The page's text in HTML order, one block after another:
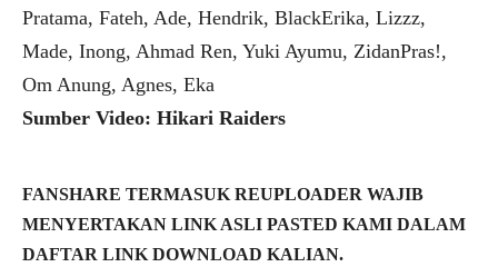
Pratama, Fateh, Ade, Hendrik, BlackErika, Lizzz,
Made, Inong, Ahmad Ren, Yuki Ayumu, ZidanPras!,
Om Anung, Agnes, Eka
Sumber Video: Hikari Raiders
FANSHARE TERMASUK REUPLOADER WAJIB
MENYERTAKAN LINK ASLI PASTED KAMI DALAM
DAFTAR LINK DOWNLOAD KALIAN.